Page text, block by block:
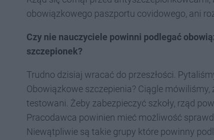
obowiązkowego paszportu covidowego, ani
Czy nie nauczyciele powinni podlegać
szczepionek?
Trudno dzisiaj wracać do przeszłości.
Obowiązkowe szczepienia? Ciągle
testowani. Żeby zabezpieczyć szkoły, rząd
Pracodawca powinien mieć możliwość
Niewątpliwie są takie grupy które powinny